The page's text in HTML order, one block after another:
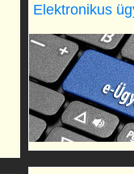
Elektronikus